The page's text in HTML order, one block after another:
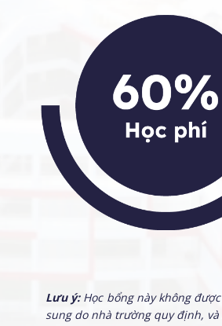
Lưu ý: Học bổng này không
sung do nhà trường quy định,